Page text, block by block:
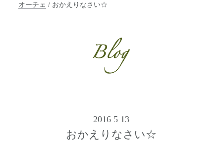
ン ファシオー
輝く美をトータ
ルでご提案しま
す。
オーチェ / おかえりなさい☆
2016 5 13
おかえりなさい☆